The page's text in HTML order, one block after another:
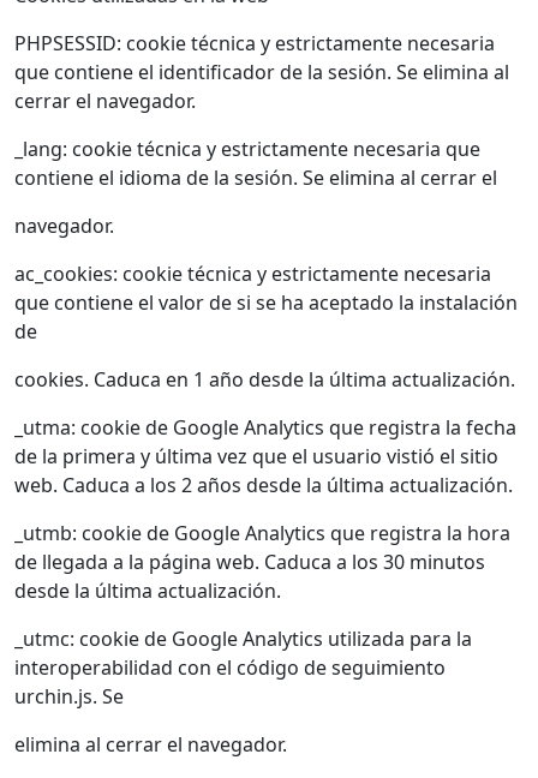
PHPSESSID: cookie técnica y estrictamente necesaria
que contiene el identificador de la sesión. Se elimina al
cerrar el navegador.
_lang: cookie técnica y estrictamente necesaria que
contiene el idioma de la sesión. Se elimina al cerrar el
navegador.
ac_cookies: cookie técnica y estrictamente necesaria
que contiene el valor de si se ha aceptado la instalación
de
cookies. Caduca en 1 año desde la última actualización.
_utma: cookie de Google Analytics que registra la fecha
de la primera y última vez que el usuario vistió el sitio
web. Caduca a los 2 años desde la última actualización.
_utmb: cookie de Google Analytics que registra la hora
de llegada a la página web. Caduca a los 30 minutos
desde la última actualización.
_utmc: cookie de Google Analytics utilizada para la
interoperabilidad con el código de seguimiento
urchin.js. Se
elimina al cerrar el navegador.